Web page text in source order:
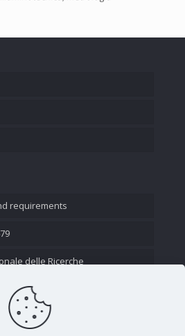
requirements
delle Ricerche